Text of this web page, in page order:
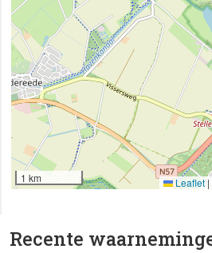
Recente
1 km Leaflet |